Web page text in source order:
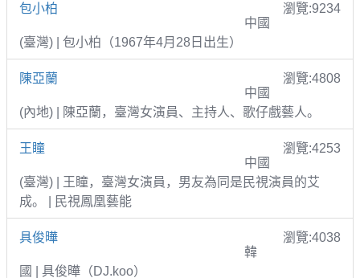
包小柏
瀏覽:9234
中國
(臺灣) | 包小柏（1967年4月28日出生）
陳亞蘭
瀏覽:4808
中國
(內地) | 陳亞蘭，臺灣女演員、主持人、歌仔戲藝人。
王瞳
瀏覽:4253
中國
(臺灣) | 王瞳，臺灣女演員，男友為同是民視演員的艾
成。 | 民視鳳凰藝能
具俊曄
瀏覽:4038
韓
國 | 具俊曄（DJ.koo）